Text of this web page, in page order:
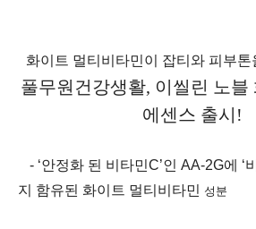
화이트 멀티비타민이 잡티와 피부톤
풀무원건강생활, 이씰린 노블
에센스 출시 !
- ‘안정화 된 비타민C’인 AA-2G에 ‘
지
함유된 화이트 멀티비타민 성분